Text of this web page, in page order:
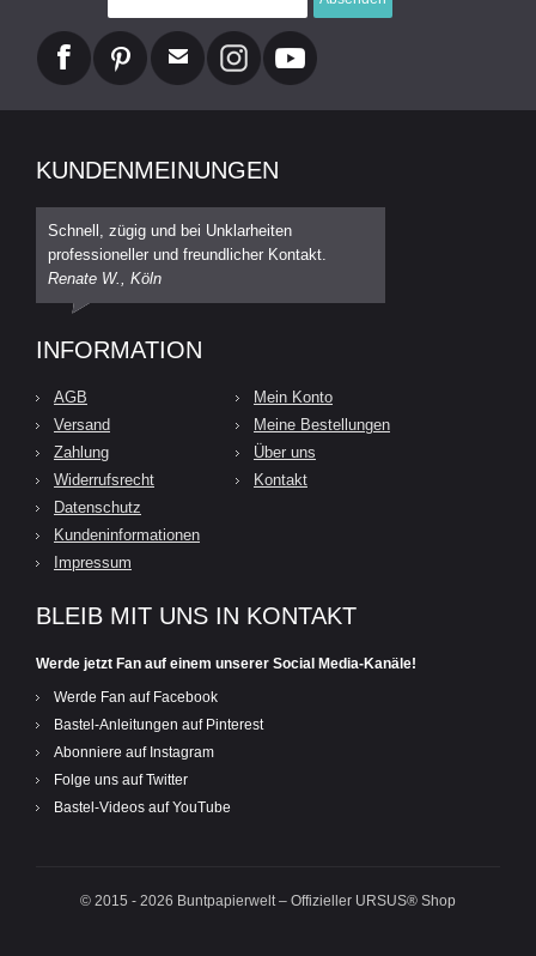
KUNDENMEINUNGEN
Schnell, zügig und bei Unklarheiten
professioneller und freundlicher Kontakt.
Renate W., Köln
INFORMATION
AGB
Versand
Zahlung
Widerrufsrecht
Datenschutz
Kundeninformationen
Impressum
Mein Konto
Meine Bestellungen
Über uns
Kontakt
BLEIB MIT UNS IN KONTAKT
Werde jetzt Fan auf einem unserer Social Media-Kanäle!
Werde Fan auf Facebook
Bastel-Anleitungen auf Pinterest
Abonniere auf Instagram
Folge uns auf Twitter
Bastel-Videos auf YouTube
© 2015 - 2026 Buntpapierwelt – Offizieller URSUS® Shop